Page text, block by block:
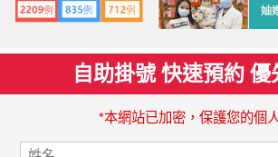
自助掛號 快速預約 優
*本網站已加密，保護您的個